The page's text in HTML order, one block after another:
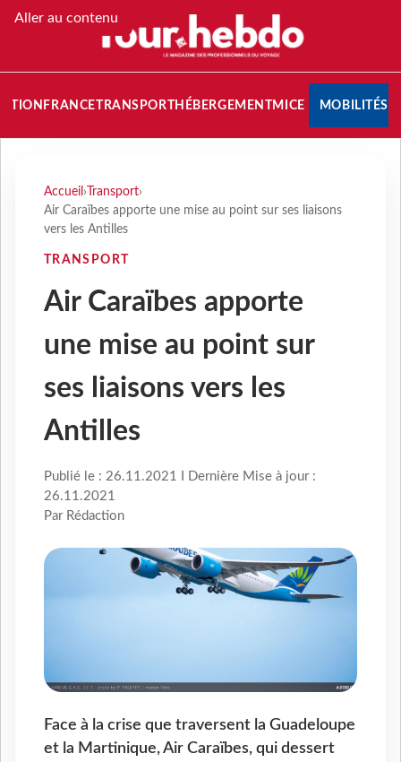
Aller au contenu
FRANCETRANSPORT HÉBERGEMENTMICE MOBILITÉS
Accueil › Transport›
Air Caraïbes apporte une mise au point sur ses liaisons
vers les Antilles
TRANSPORT
Air Caraïbes apporte
une mise au point sur
ses liaisons vers les
Antilles
Publié le : 26.11.2021 I Dernière Mise à jour :
26.11.2021
Par Rédaction
Face à la crise que traversent la Guadeloupe
et la Martinique, Air Caraïbes, qui dessert